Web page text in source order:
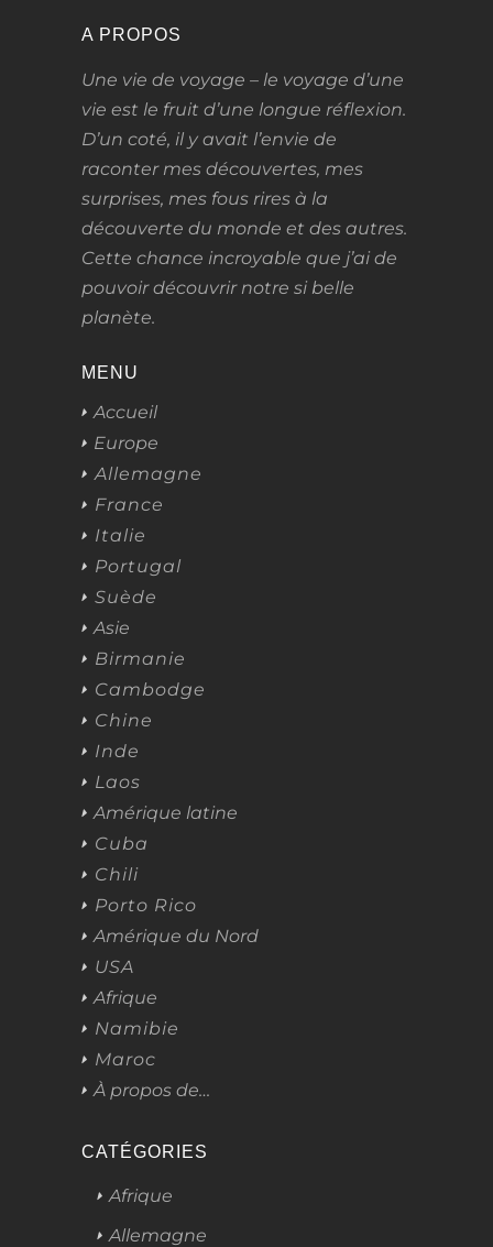
A PROPOS
Une vie de voyage – le voyage d’une
vie est le fruit d’une longue réflexion.
D’un coté, il y avait l’envie de
raconter mes découvertes, mes
surprises, mes fous rires à la
découverte du monde et des autres.
Cette chance incroyable que j’ai de
pouvoir découvrir notre si belle
planète.
MENU
Accueil
Europe
Allemagne
France
Italie
Portugal
Suède
Asie
Birmanie
Cambodge
Chine
Inde
Laos
Amérique latine
Cuba
Chili
Porto Rico
Amérique du Nord
USA
Afrique
Namibie
Maroc
À propos de…
CATÉGORIES
Afrique
Allemagne